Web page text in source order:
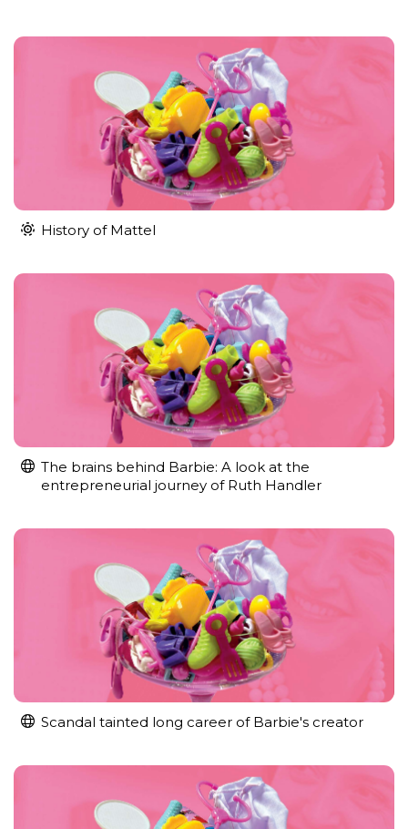
History of Mattel
The brains behind Barbie: A look at the
entrepreneurial journey of Ruth Handler
Scandal tainted long career of Barbie's creator